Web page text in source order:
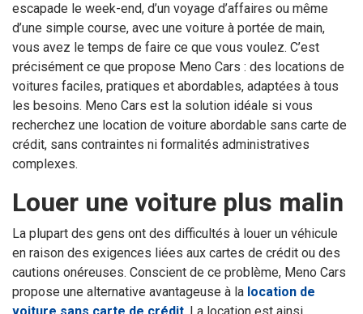
escapade le week-end, d’un voyage d’affaires ou même
d’une simple course, avec une voiture à portée de main,
vous avez le temps de faire ce que vous voulez. C’est
précisément ce que propose Meno Cars : des locations de
voitures faciles, pratiques et abordables, adaptées à tous
les besoins. Meno Cars est la solution idéale si vous
recherchez une location de voiture abordable sans carte de
crédit, sans contraintes ni formalités administratives
complexes.
Louer une voiture plus malin
La plupart des gens ont des difficultés à louer un véhicule
en raison des exigences liées aux cartes de crédit ou des
cautions onéreuses. Conscient de ce problème, Meno Cars
propose une alternative avantageuse à la location de